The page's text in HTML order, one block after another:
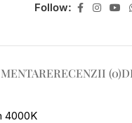
Follow:
RECENZII (0)
4000K